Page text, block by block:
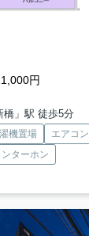
円
橋」駅 徒歩5分
機置場 エアコン
ターホン